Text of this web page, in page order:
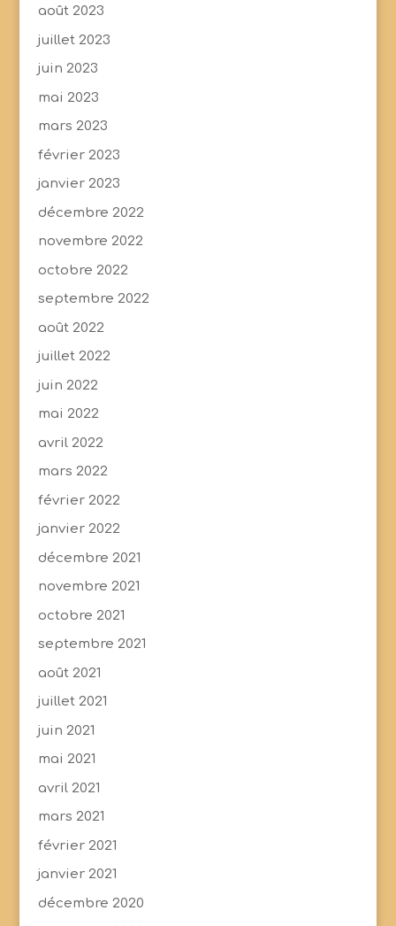
août 2023
juillet 2023
juin 2023
mai 2023
mars 2023
février 2023
janvier 2023
décembre 2022
novembre 2022
octobre 2022
septembre 2022
août 2022
juillet 2022
juin 2022
mai 2022
avril 2022
mars 2022
février 2022
janvier 2022
décembre 2021
novembre 2021
octobre 2021
septembre 2021
août 2021
juillet 2021
juin 2021
mai 2021
avril 2021
mars 2021
février 2021
janvier 2021
décembre 2020